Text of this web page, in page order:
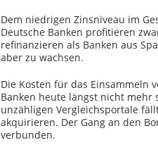
Dem niedrigen Zinsniveau im
Deutsche Banken profitieren
refinanzieren als Banken aus
aber zu wachsen.
Die Kosten für das Einsammeln
Banken heute längst nicht mehr
unzähligen Vergleichsportale
akquirieren. Der Gang an den
verbunden.